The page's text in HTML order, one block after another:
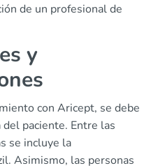
de un profesional de
y
con Aricept, se debe
paciente. Entre las
se incluye la
Asimismo, las personas